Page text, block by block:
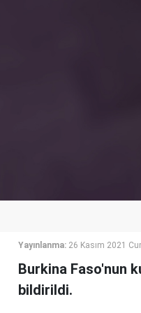
Yayınlanma: 26 Kasım 2021
Burkina Faso'nun
bildirildi.